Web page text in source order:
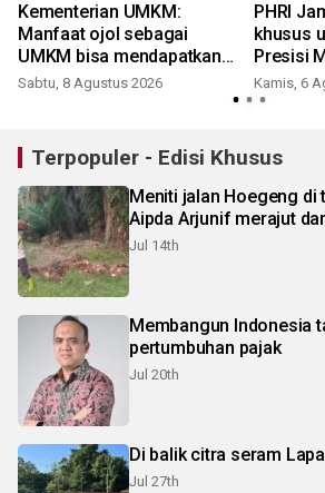
Kementerian UMKM:
Manfaat ojol sebagai
UMKM bisa mendapatkan
KUR
Sabtu, 8 Agustus 2026
PHRI
khusus
Presisi
Kamis, 6
Terpopuler - Edisi Khusus
Meniti jalan Hoegeng di
Aipda Arjunif merajut
Jul 14th
Membangun Indonesia
pertumbuhan pajak
Jul 20th
Di balik citra seram
Jul 27th